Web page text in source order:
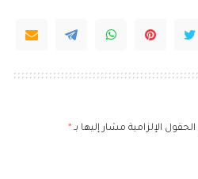
الحقول الإلزامية مشار إليها بـ *